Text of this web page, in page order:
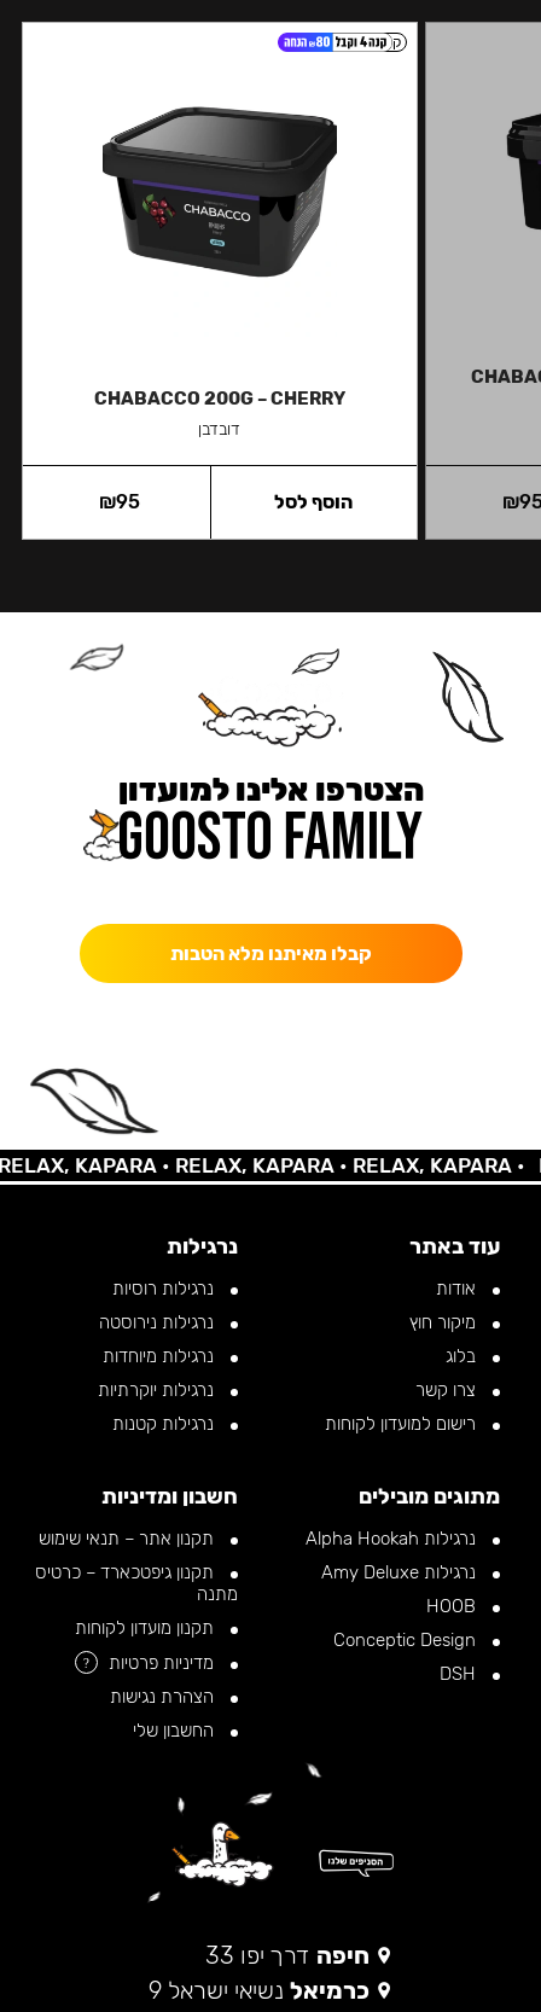
₪
קל
CHABACCO 200G – CHERRY
דובדבן
₪95 הוסף לסל
הצטרפו אלינו למועדון
קבלו מאיתנו מלא הטבות
•RELAX, KAPARA •RELAX, KAPARA • RELAX,
עוד באתר
אודות
מיקור חוץ
בלוג
צרו קשר
רישום למועדון לקוחות
נרגילות
נרגילות רוסיות
נרגילות נירוסטה
נרגילות מיוחדות
נרגילות יוקרתיות
נרגילות קטנות
מתוגים מובילים
נרגילות Alpha Hookah
נרגילות Amy Deluxe
חשבון ומדיניות
תקנון אתר – תנאי שימוש
תקנון גיפטכארד – כרטיס
מתנה
תקנון מועדון לקוחות
מדיניות פרטיות
?
הצהרת נגישות
החשבון שלי
חיפה דרך יפו 33
כרמיאל נשיאי ישראל 9